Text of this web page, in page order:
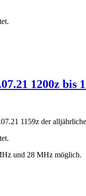
1200z bis
1159z der
und 28 MHz möglich.